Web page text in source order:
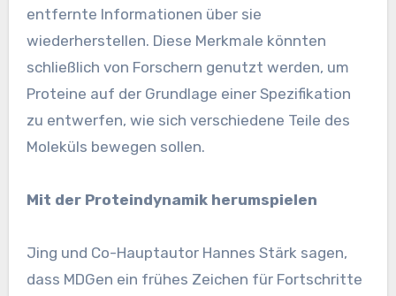
entfernte Informationen über sie
wiederherstellen. Diese Merkmale könnten
schließlich von Forschern genutzt werden, um
Proteine ​​auf der Grundlage einer Spezifikation
zu entwerfen, wie sich verschiedene Teile des
Moleküls bewegen sollen.
Mit der Proteindynamik herumspielen
Jing und Co-Hauptautor Hannes Stärk sagen,
dass MDGen ein frühes Zeichen für Fortschritte